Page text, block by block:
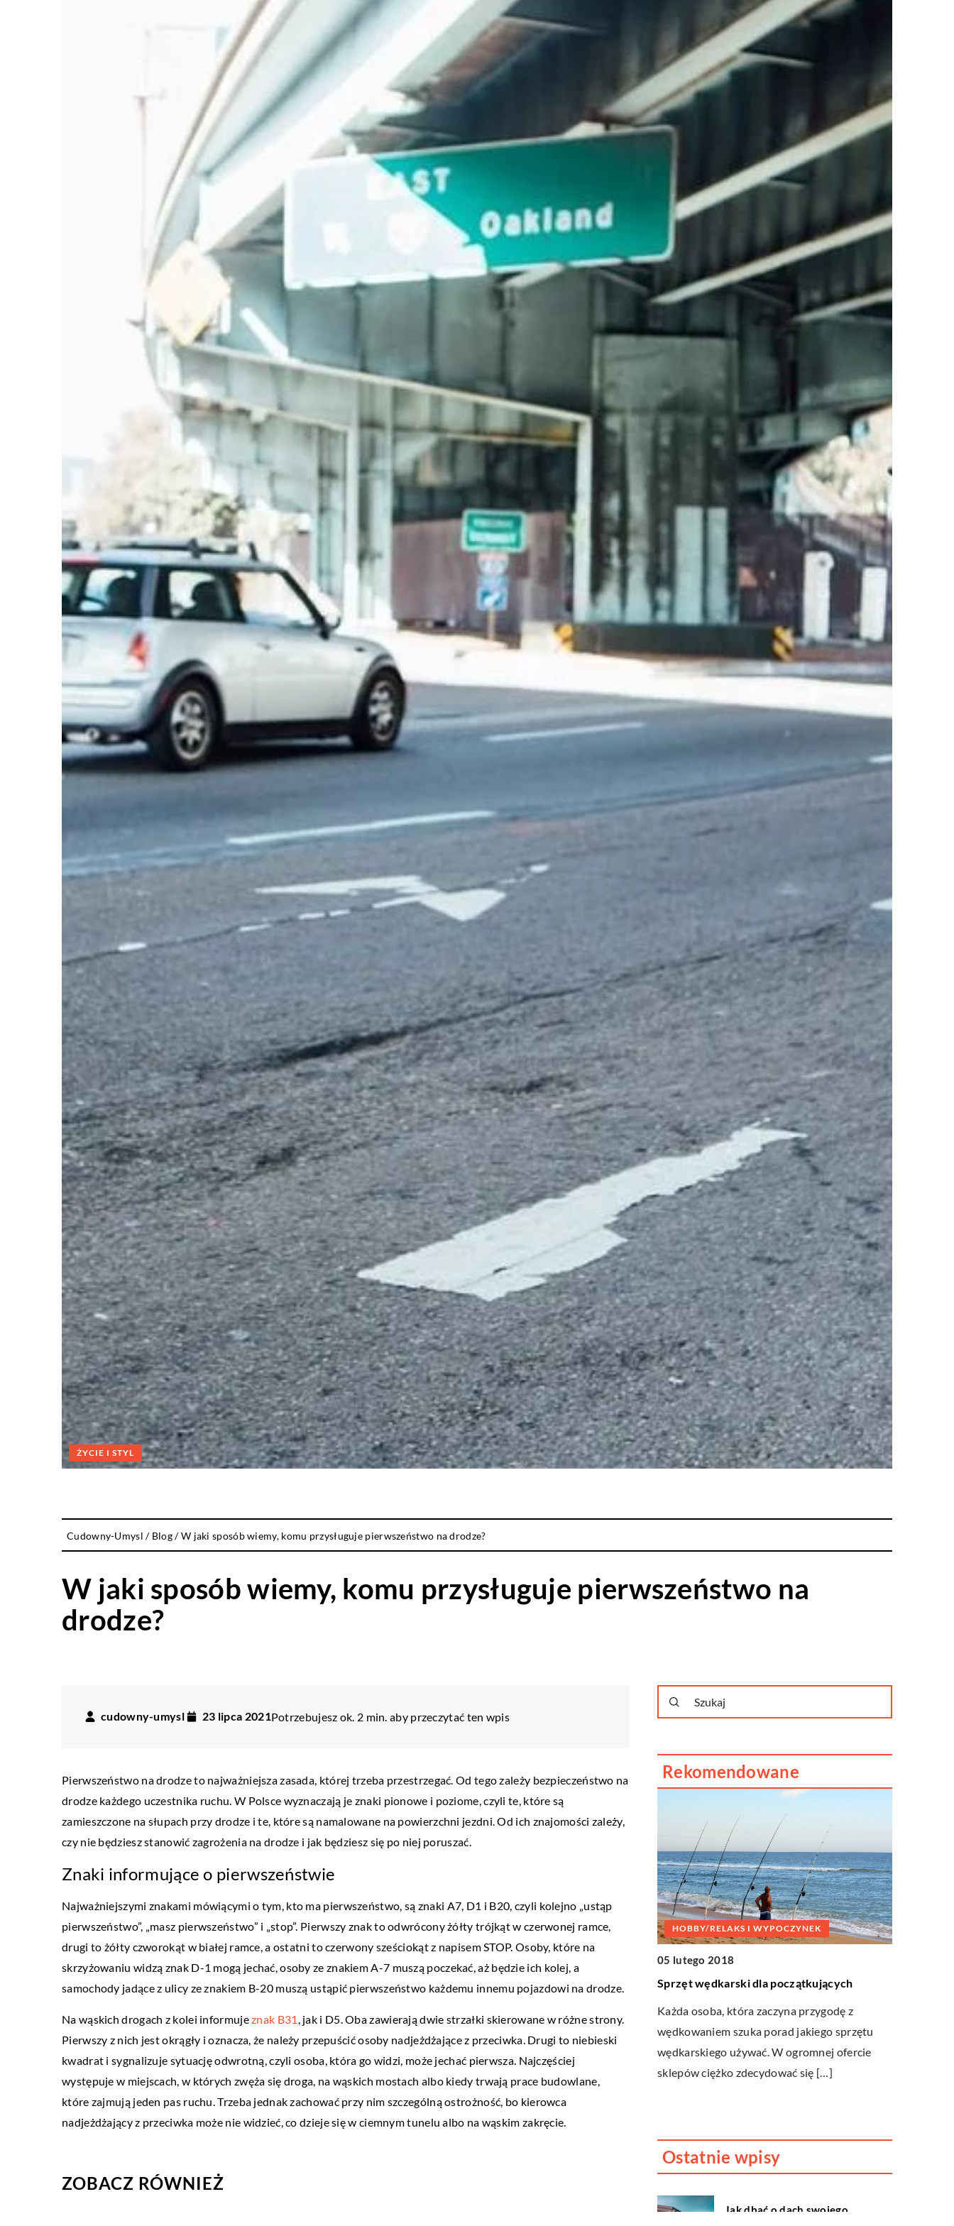
ŻYCIE I STYL
Cudowny-Umysl / Blog/W jaki sposób wiemy, komu przysługuje pierwszeństwo na drodze?
W jaki sposób wiemy, komu przysługuje pierwszeństwo na
drodze?
cudowny-umysl 23 lipca 2021Potrzebujesz ok. 2 min. aby przeczytać ten wpis
Pierwszeństwo na drodze to najważniejsza zasada, której trzeba przestrzegać. Od tego zależy bezpieczeństwo na
drodze każdego uczestnika ruchu. W Polsce wyznaczają je znaki pionowe i poziome, czyli te, które są
zamieszczone na słupach przy drodze i te, które są namalowane na powierzchni jezdni. Od ich znajomości zależy,
czy nie będziesz stanowić zagrożenia na drodze i jak będziesz się po niej poruszać.
Znaki informujące o pierwszeństwie
Najważniejszymi znakami mówiącymi o tym, kto ma pierwszeństwo, są znaki A7, D1 i B20, czyli kolejno „ustąp
pierwszeństwo”, „masz pierwszeństwo” i „stop”. Pierwszy znak to odwrócony żółty trójkąt w czerwonej ramce,
drugi to żółty czworokąt w białej ramce, a ostatni to czerwony sześciokąt z napisem STOP. Osoby, które na
skrzyżowaniu widzą znak D-1 mogą jechać, osoby ze znakiem A-7 muszą poczekać, aż będzie ich kolej, a
samochody jadące z ulicy ze znakiem B-20 muszą ustąpić pierwszeństwo każdemu innemu pojazdowi na drodze.
Na wąskich drogach z kolei informujeznak B31 , jak i D5. Oba zawierają dwie strzałki skierowane w różne strony.
Pierwszy z nich jest okrągły i oznacza, że należy przepuścić osoby nadjeżdżające z przeciwka. Drugi to niebieski
kwadrat i sygnalizuje sytuację odwrotną, czyli osoba, która go widzi, może jechać pierwsza. Najczęściej
występuje w miejscach, w których zwęża się droga, na wąskich mostach albo kiedy trwają prace budowlane,
które zajmują jeden pas ruchu. Trzeba jednak zachować przy nim szczególną ostrożność, bo kierowca
nadjeżdżający z przeciwka może nie widzieć, co dzieje się w ciemnym tunelu albo na wąskim zakręcie.
ZOBACZ RÓWNIEŻ
Rekomendowane
ZDROWY STYL ŻYCIA
Oszukać czas – jak za sprawą medycyny
ŻYCIE I STYL
Na co zwrócić uwagę przy wyborze
HOBBY/RELAKS I WYPOCZYNEK
05 lutego 2018
Sprzęt wędkarski dla początkujących
Każda osoba, która zaczyna przygodę z
wędkowaniem szuka porad jakiego sprzętu
wędkarskiego używać. W ogromnej ofercie
sklepów ciężko zdecydować się […]
Ostatnie wpisy
Jak dbać o dach swojego